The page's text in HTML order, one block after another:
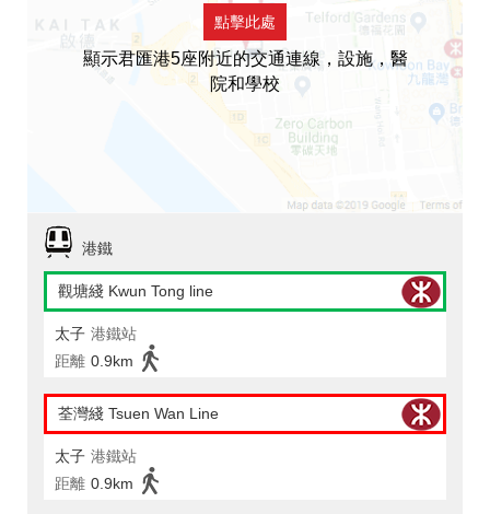
點擊此處
顯示君匯港5座附近的交通連線，設施，醫
院和學校
港鐵
觀塘綫 Kwun Tong line
太子 港鐵站
距離 0.9km
荃灣綫 Tsuen Wan Line
太子 港鐵站
距離 0.9km